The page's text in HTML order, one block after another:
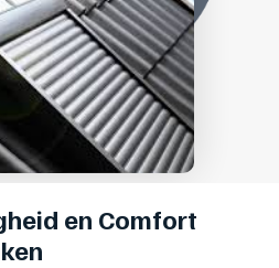
en Comfort